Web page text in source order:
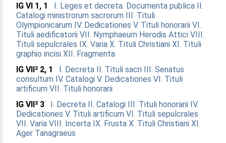
IG VI 1, 1
I. Leges et decreta. Documenta publica II.
Catalogi ministrorum sacrorum III. Tituli
Olympionicarum IV. Dedicationes V. Tituli honorarii VI.
Tituli aedificatorii VII. Nymphaeum Herodis Attici VIII.
Tituli sepulcrales IX. Varia X. Tituli Christiani XI. Tituli
graphio incisi XII. Fragmenta
IG VII² 2, 1
I. Decreta II. Tituli sacri III. Senatus
consultum IV. Catalogi V. Dedicationes VI. Tituli
artificum VII. Tituli honorarii
IG VII² 3
I. Decreta II. Catalogi III. Tituli honorarii IV.
Dedicationes V. Tituli artificum VI. Tituli sepulcrales
VII. Varia VIII. Incerta IX. Frusta X. Tituli Christiani XI.
Ager Tanagraeus